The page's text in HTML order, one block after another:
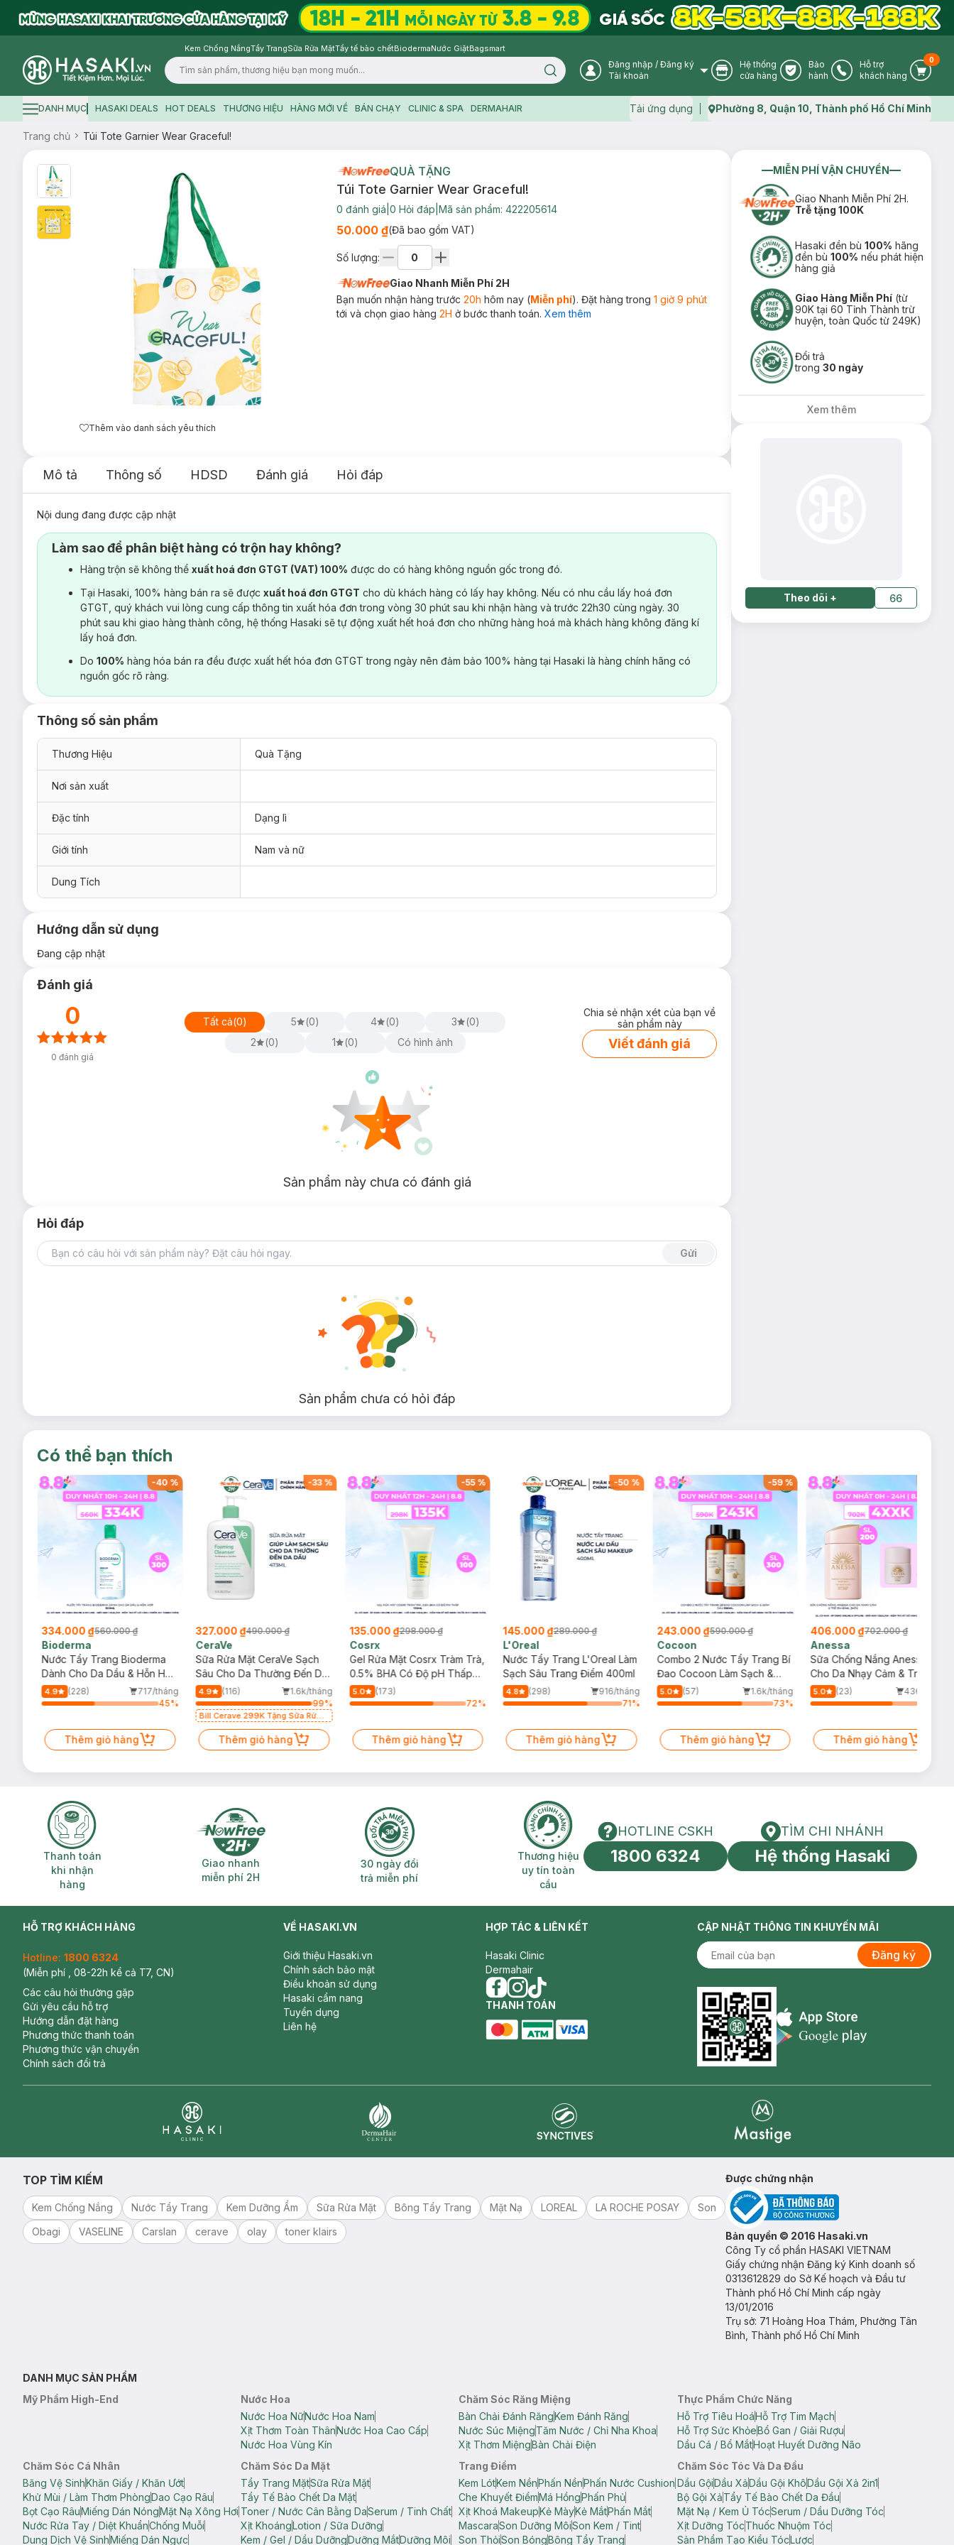
Kem Chống NắngTẩy TrangSữa Rửa MặtTẩy tế bào chếtBiodermaNước GiặtBagsmart
Logo
Search icon User Icon
Đăng nhập / Đăng ký
Tài khoản
Store Icon
Hệ thống
cửa hàng
Warranty Icon
Bảo
hành
Phone Icon
Hỗ trợ
khách hàng
Cart
0
Hamburger icon
DANH MỤC HASAKI DEALS HOT DEALS THƯƠNG HIỆU HÀNG MỚI VỀ BÁN CHẠY CLINIC & SPA DERMAHAIR Tải ứng dụng Map icon
Phường 8, Quận 10, Thành phố Hồ Chí Minh
Trang chủ Túi Tote Garnier Wear Graceful!
Thêm vào danh sách yêu thích
QUÀ TẶNG
Túi Tote Garnier Wear Graceful!
0 đánh giá 0 Hỏi đáp Mã sản phẩm: 422205614
50.000 ₫(Đã bao gồm VAT)
Số lượng:
Giao Nhanh Miễn Phí 2H
Bạn muốn nhận hàng trước 20h hôm nay (Miễn phí). Đặt hàng trong 1 giờ 9 phút
tới và chọn giao hàng 2H ở bước thanh toán. Xem thêm
Mô tả Thông số HDSD Đánh giá Hỏi đáp
Nội dung đang được cập nhật
Làm sao để phân biệt hàng có trộn hay không?
Hàng trộn sẽ không thể xuất hoá đơn GTGT (VAT) 100% được do có hàng không nguồn gốc trong đó.
Tại Hasaki, 100% hàng bán ra sẽ được xuất hoá đơn GTGT cho dù khách hàng có lấy hay không. Nếu có nhu cầu lấy hoá đơn
GTGT, quý khách vui lòng cung cấp thông tin xuất hóa đơn trong vòng 30 phút sau khi nhận hàng và trước 22h30 cùng ngày. 30
phút sau khi giao hàng thành công, hệ thống Hasaki sẽ tự động xuất hết hoá đơn cho những hàng hoá mà khách hàng không đăng kí
lấy hoá đơn.
Do 100% hàng hóa bán ra đều được xuất hết hóa đơn GTGT trong ngày nên đảm bảo 100% hàng tại Hasaki là hàng chính hãng có
nguồn gốc rõ ràng.
Thông số sản phẩm
Thương Hiệu Quà Tặng
Nơi sản xuất
Đặc tính Dạng lì
Giới tính Nam và nữ
Dung Tích
Hướng dẫn sử dụng
Đang cập nhật
Đánh giá
0
0 đánh giá
Tất cả(0) 5 (0) 4 (0) 3 (0)
2
(0) 1 (0) Có hình ảnh
Chia sẻ nhận xét của bạn về
sản phẩm này
Viết đánh giá
Sản phẩm này chưa có đánh giá
Hỏi đáp
Gửi
Sản phẩm chưa có hỏi đáp
MIỄN PHÍ VẬN CHUYỂN
Giao Nhanh Miễn Phí 2H.
Trễ tặng 100K
Hasaki đền bù100% hãng
đền bù100% nếu phát hiện
hàng giả
Giao Hàng Miễn Phí (từ
90K tại 60 Tỉnh Thành trừ
huyện, toàn Quốc từ 249K)
Đổi trả
trong30 ngày
Xem thêm
Theo dõi + 66
Có thể bạn thích
-40 %
334.000 ₫560.000 ₫
Bioderma
Nước Tẩy Trang Bioderma
Dành Cho Da Dầu & Hỗn Hợp
500ml
4.9 (228)
717/tháng
45%
Thêm giỏ hàng
-33%
327.000 ₫490.000 ₫
CeraVe
Sữa Rửa Mặt CeraVe Sạch
Sâu Cho Da Thường Đến Da
Dầu 473ml
4.9 (116)
1.6k/tháng
99%
Bill Cerave 299K Tặng Sữa Rửa
Mặt Cerave 30ml (SL có hạn)
Thêm giỏ hàng
-55%
135.000 ₫298.000 ₫
Cosrx
Gel Rửa Mặt Cosrx Tràm Trà,
0.5% BHA Có Độ pH Thấp
150ml
5.0
(173)
72%
Thêm giỏ hàng
-50 %
145.000 ₫289.000 ₫
L'Oreal
Nước Tẩy Trang L'Oreal Làm
Sạch Sâu Trang Điểm 400ml
4.8 (298)
916/tháng
71%
Thêm giỏ hàng
-59%
243.000 ₫590.000 ₫
Cocoon
Combo 2 Nước Tẩy Trang Bí
Đao Cocoon Làm Sạch &
Giảm Dầu 500ml
5.0 (57)
1.6k/tháng
73%
Thêm giỏ hàng
406.000 ₫702.000 ₫
Anessa
Sữa Chống Nắng Anessa
Cho Da Nhạy Cảm & Trẻ Em
60ml (Mới)
5.0 (23)
436/tháng
Thêm giỏ hàng
Thanh toán khi nhận hàng
Thanh toán
khi nhận
hàng
Giao nhanh miễn phí 2H
Giao nhanh
miễn phí 2H
30 ngày đổi trả miễn phí
30 ngày đổi
trả miễn phí
Thương hiệu uy tín toàn cầu
Thương hiệu
uy tín toàn
cầu
HOTLINE CSKH
HOTLINE CSKH
1800 6324
Tìm chi nhánh
TÌM CHI NHÁNH
Hệ thống Hasaki
HỖ TRỢ KHÁCH HÀNG
Hotline: 1800 6324
(Miễn phí , 08-22h kể cả T7, CN)
Các câu hỏi thường gặp
Gửi yêu cầu hỗ trợ
Hướng dẫn đặt hàng
Phương thức thanh toán
Phương thức vận chuyển
Chính sách đổi trả
VỀ HASAKI.VN
Giới thiệu Hasaki.vn
Chính sách bảo mật
Điều khoản sử dụng
Hasaki cẩm nang
Tuyển dụng
Liên hệ
HỢP TÁC & LIÊN KẾT
Hasaki Clinic
Dermahair
facebook
instagram
tiktok
THANH TOÁN
CẬP NHẬT THÔNG TIN KHUYẾN MÃI
Đăng ký
Appstore icon
TOP TÌM KIẾM
Kem Chống Nắng Nước Tẩy Trang Kem Dưỡng Ẩm Sữa Rửa Mặt Bông Tẩy Trang Mặt Nạ LOREAL LA ROCHE POSAY
Son
Obagi
VASELINE Carslan cerave olay toner klairs
Được chứng nhận
Bản quyền © 2016 Hasaki.vn
Công Ty cổ phần HASAKI VIETNAM
Giấy chứng nhận Đăng ký Kinh doanh số
0313612829 do Sở Kế hoạch và Đầu tư
Thành phố Hồ Chí Minh cấp ngày
13/01/2016
Trụ sở: 71 Hoàng Hoa Thám, Phường Tân
Bình, Thành phố Hồ Chí Minh
DANH MỤC SẢN PHẨM
Mỹ Phẩm High-End
Nước Hoa
Nước Hoa NữNước Hoa Nam
Xịt Thơm Toàn ThânNước Hoa Cao Cấp
Nước Hoa Vùng Kín
Chăm Sóc Răng Miệng
Bàn Chải Đánh RăngKem Đánh Răng
Nước Súc MiệngTăm Nước / Chỉ Nha Khoa
Xịt Thơm MiệngBàn Chải Điện
Thực Phẩm Chức Năng
Hỗ Trợ Tiêu HoáHỗ Trợ Tim Mạch
Hỗ Trợ Sức KhỏeBổ Gan / Giải Rượu
Dầu Cá / Bổ MắtHoạt Huyết Dưỡng Não
Chăm Sóc Cá Nhân
Băng Vệ SinhKhăn Giấy / Khăn Ướt
Khử Mùi / Làm Thơm PhòngDao Cạo Râu
Bọt Cạo RâuMiếng Dán NóngMặt Nạ Xông Hơi
Nước Rửa Tay / Diệt KhuẩnChống Muỗi
Dung Dịch Vệ SinhMiếng Dán Ngực
Chăm Sóc Da Mặt
Tẩy Trang MặtSữa Rửa Mặt
Tẩy Tế Bào Chết Da Mặt
Toner / Nước Cân Bằng DaSerum / Tinh Chất
Xịt KhoángLotion / Sữa Dưỡng
Kem / Gel / Dầu DưỡngDưỡng MắtDưỡng Môi
Trang Điểm
Kem LótKem NềnPhấn NềnPhấn Nước Cushion
Che Khuyết ĐiểmMá HồngPhấn Phủ
Xịt Khoá MakeupKẻ MàyKẻ MắtPhấn Mắt
MascaraSon Dưỡng MôiSon Kem / Tint
Son ThỏiSon BóngBông Tẩy Trang
Chăm Sóc Tóc Và Da Đầu
Dầu GộiDầu XảDầu Gội KhôDầu Gội Xả 2in1
Bộ Gội XảTẩy Tế Bào Chết Da Đầu
Mặt Nạ / Kem Ủ TócSerum / Dầu Dưỡng Tóc
Xịt Dưỡng TócThuốc Nhuộm Tóc
Sản Phẩm Tạo Kiểu TócLược